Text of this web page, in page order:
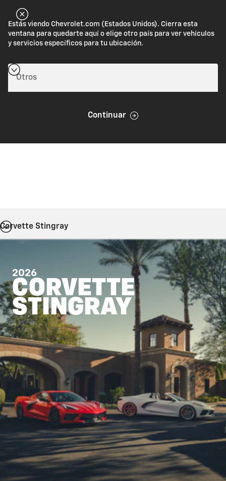
Estás viendo Chevrolet.com (Estados Unidos). Cierra esta
ventana para quedarte aquí o elige otro país para ver vehículos
y servicios específicos para tu ubicación.
Continuar
Corvette Stingray
2026
CORVETTE
STINGRAY